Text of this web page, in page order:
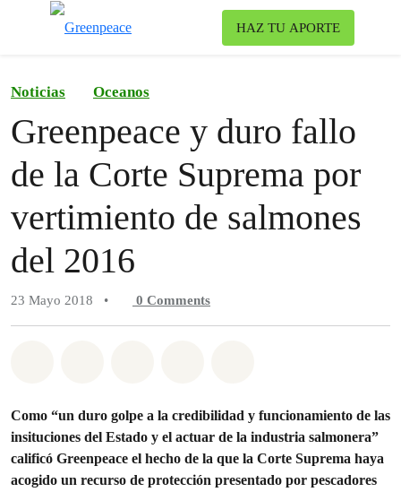
HAZ TU APORTE
Noticias Oceanos
Greenpeace y duro fallo
de la Corte Suprema por
vertimiento de salmones
del 2016
23 Mayo 2018 • 0 Comments
Como “un duro golpe a la credibilidad y funcionamiento de las
insituciones del Estado y el actuar de la industria salmonera”
calificó Greenpeace el hecho de la que la Corte Suprema haya
acogido un recurso de protección presentado por pescadores